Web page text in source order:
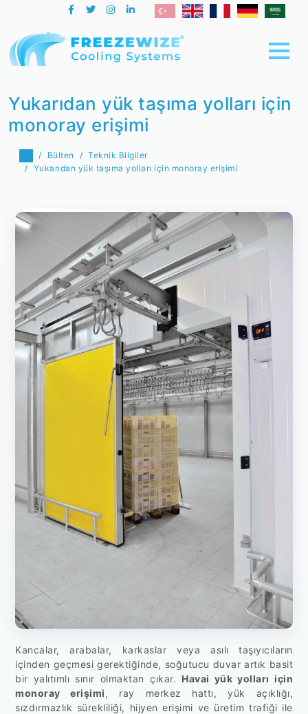
Yukarıdan yük taşıma yolları için
monoray erişimi
Bülten
Teknik Bilgiler
Yukarıdan yük taşıma yolları için monoray erişimi
Kancalar, arabalar, karkaslar veya asılı taşıyıcıların
içinden geçmesi gerektiğinde, soğutucu duvar artık basit
bir yalıtımlı sınır olmaktan çıkar. Havai yük yolları için
monoray erişimi, ray merkez hattı, yük açıklığı,
sızdırmazlık sürekliliği, hijyen erişimi ve üretim trafiği ile